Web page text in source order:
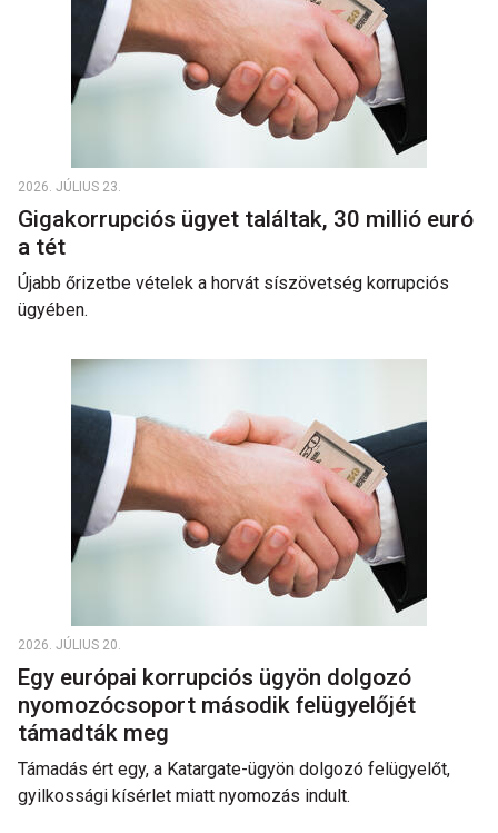
2026. JÚLIUS 23.
Gigakorrupciós ügyet találtak, 30 millió euró
a tét
Újabb őrizetbe vételek a horvát síszövetség korrupciós
ügyében.
2026. JÚLIUS 20.
Egy európai korrupciós ügyön dolgozó
nyomozócsoport második felügyelőjét
támadták meg
Támadás ért egy, a Katargate-ügyön dolgozó felügyelőt,
gyilkossági kísérlet miatt nyomozás indult.